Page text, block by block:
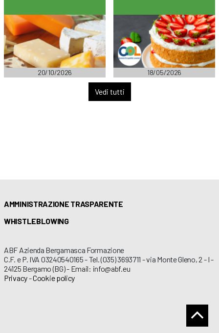
20/10/2026 18/05/2026
Vedi tutti
AMMINISTRAZIONE TRASPARENTE
WHISTLEBLOWING
ABF Azienda Bergamasca Formazione
C.F. e P. IVA 03240540165 - Tel. (035) 3693711 - via Monte Gleno, 2 - I -
24125 Bergamo (BG) - Email: info@abf.eu
Privacy-Cookie policy